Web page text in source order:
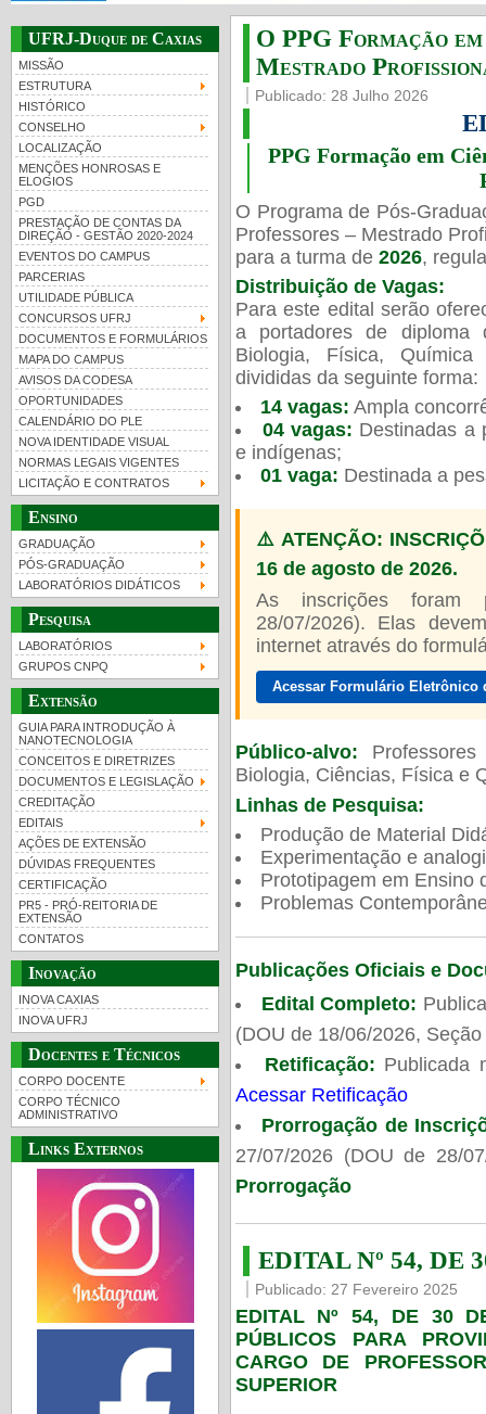
UFRJ-Duque de Caxias
MISSÃO
ESTRUTURA
HISTÓRICO
CONSELHO
LOCALIZAÇÃO
MENÇÕES HONROSAS E
ELOGIOS
PGD
PRESTAÇÃO DE CONTAS DA
DIREÇÃO - GESTÃO 2020-2024
EVENTOS DO CAMPUS
PARCERIAS
UTILIDADE PÚBLICA
CONCURSOS UFRJ
DOCUMENTOS E FORMULÁRIOS
MAPA DO CAMPUS
AVISOS DA CODESA
OPORTUNIDADES
CALENDÁRIO DO PLE
NOVA IDENTIDADE VISUAL
NORMAS LEGAIS VIGENTES
LICITAÇÃO E CONTRATOS
Ensino
GRADUAÇÃO
PÓS-GRADUAÇÃO
LABORATÓRIOS DIDÁTICOS
Pesquisa
LABORATÓRIOS
GRUPOS CNPQ
Extensão
GUIA PARA INTRODUÇÃO À
NANOTECNOLOGIA
CONCEITOS E DIRETRIZES
DOCUMENTOS E LEGISLAÇÃO
CREDITAÇÃO
EDITAIS
AÇÕES DE EXTENSÃO
DÚVIDAS FREQUENTES
CERTIFICAÇÃO
PR5 - PRÓ-REITORIA DE
EXTENSÃO
CONTATOS
Inovação
INOVA CAXIAS
INOVA UFRJ
Docentes e Técnicos
CORPO DOCENTE
CORPO TÉCNICO
ADMINISTRATIVO
Links Externos
O PPG Formação
Mestrado
Publicado: 28 Julho 2026
PPG Formação em
O Programa de Pós-
Professores – Mestrado
para a turma de 2026,
Distribuição de Vagas:
Para este edital serão
a portadores de diploma
Biologia, Física,
divididas da seguinte forma:
14 vagas: Ampla
04 vagas: Destinadas a
e indígenas;
01 vaga: Destinada a
⚠️ ATENÇÃO:
16 de agosto de 2026.
As inscrições foram
28/07/2026). Elas
internet através do
Acessar Formulário
Público-alvo:
Biologia, Ciências, Física e
Linhas de Pesquisa:
Produção de Material
Experimentação e
Prototipagem em Ensino
Problemas
Publicações Oficiais e
Edital Completo:
(DOU de 18/06/2026,
Retificação: Publicada
Acessar Retificação
Prorrogação de
27/07/2026 (DOU de 28/
Prorrogação
EDITAL Nº 54, DE
Publicado: 27 Fevereiro 2025
EDITAL Nº 54, DE 30
PÚBLICOS PARA
CARGO DE
SUPERIOR
Guia de boas práticas
UFRJ 100 anos